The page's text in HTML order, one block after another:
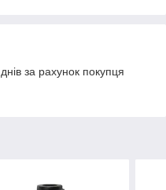
за рахунок покупця